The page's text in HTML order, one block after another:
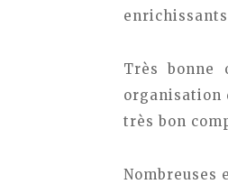
Très bonne
organisation
très bon
Nombreuses